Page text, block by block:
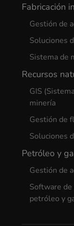
Fabricación
Gestión de
Soluciones
Sistema de
Recursos
GIS
minería
Gestión de
Soluciones
Petróleo y
Gestión de
Software de
petróleo y